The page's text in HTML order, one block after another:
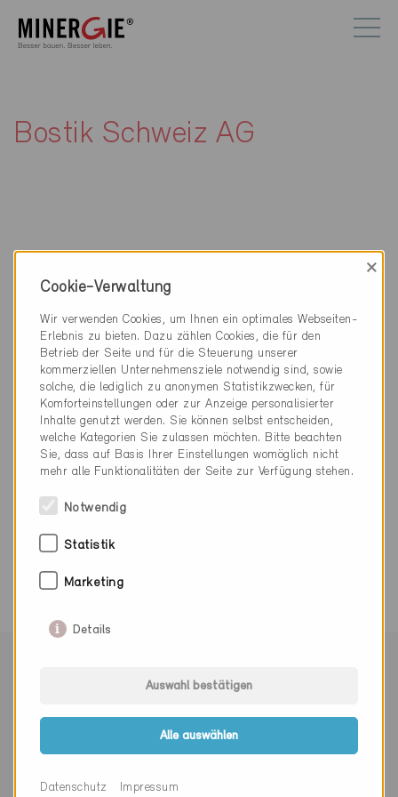
Bostik Schweiz AG
Landquartstrasse 3
9320 Arbon
079 221 29 58
carlo.nett@bostik.com
www.denbraven.ch
0 Minergie Gebäude (0 Zertifikate)
Cookie-Verwaltung
×
Wir verwenden Cookies, um Ihnen ein optimales Webseiten-
Erlebnis zu bieten. Dazu zählen Cookies, die für den
Betrieb der Seite und für die Steuerung unserer
kommerziellen Unternehmensziele notwendig sind, sowie
solche, die lediglich zu anonymen Statistikzwecken, für
Komforteinstellungen oder zur Anzeige personalisierter
Inhalte genutzt werden. Sie können selbst entscheiden,
welche Kategorien Sie zulassen möchten. Bitte beachten
Sie, dass auf Basis Ihrer Einstellungen womöglich nicht
mehr alle Funktionalitäten der Seite zur Verfügung stehen.
Notwendig
Statistik
Marketing
Details
Auswahl bestätigen
Alle auswählen
Datenschutz Impressum